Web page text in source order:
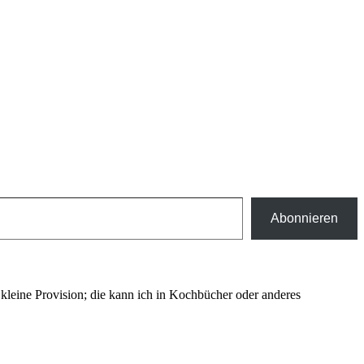
Abonnieren
Provision; die kann ich in Kochbücher oder anderes